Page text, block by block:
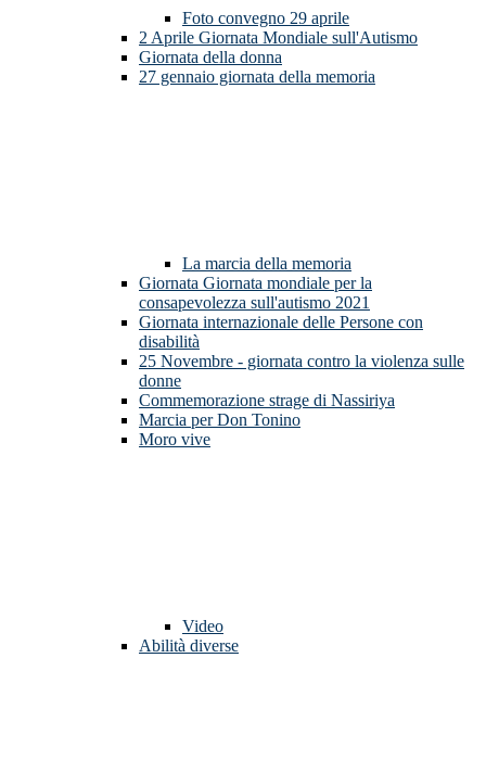
Foto convegno 29 aprile
2 Aprile Giornata Mondiale sull'Autismo
Giornata della donna
27 gennaio giornata della memoria
La marcia della memoria
Giornata Giornata mondiale per la
consapevolezza sull'autismo 2021
Giornata internazionale delle Persone con
disabilità
25 Novembre - giornata contro la violenza sulle
donne
Commemorazione strage di Nassiriya
Marcia per Don Tonino
Moro vive
Video
Abilità diverse